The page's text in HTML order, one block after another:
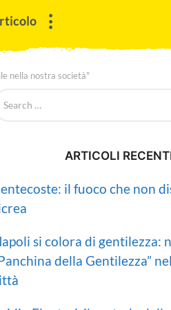
nella nostra società"
ARTICOLI
il fuoco che non
si colora di gentilezza:
della Gentilezza”